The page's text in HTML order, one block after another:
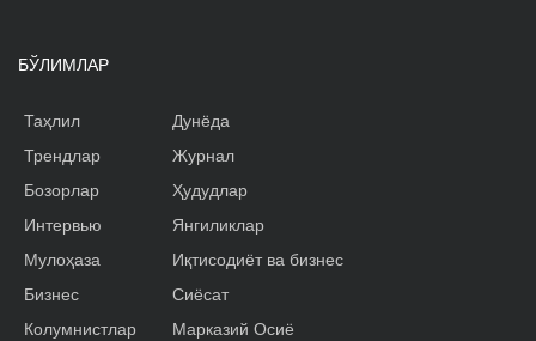
БЎЛИМЛАР
Таҳлил
Трендлар
Бозорлар
Интервью
Мулоҳаза
Бизнес
Колумнистлар
Дунёда
Журнал
Ҳудудлар
Янгиликлар
Иқтисодиёт ва бизнес
Сиёсат
Марказий Осиё